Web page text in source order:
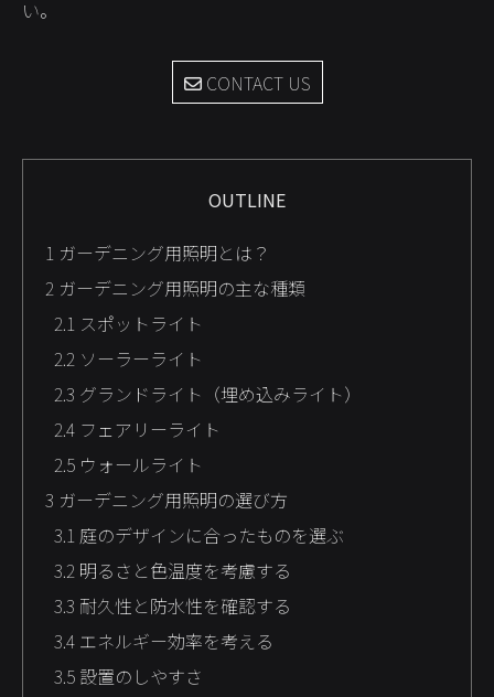
い。
CONTACT US
OUTLINE
1 ガーデニング用照明とは？
2 ガーデニング用照明の主な種類
2.1 スポットライト
2.2 ソーラーライト
2.3 グランドライト（埋め込みライト）
2.4 フェアリーライト
2.5 ウォールライト
3 ガーデニング用照明の選び方
3.1 庭のデザインに合ったものを選ぶ
3.2 明るさと色温度を考慮する
3.3 耐久性と防水性を確認する
3.4 エネルギー効率を考える
3.5 設置のしやすさ